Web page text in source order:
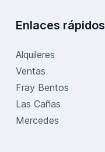
Enlaces rápidos
Alquileres
Ventas
Fray Bentos
Las Cañas
Mercedes